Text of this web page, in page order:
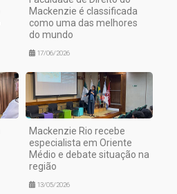
Mackenzie é classificada
como uma das melhores
do mundo
17/06/2026
Mackenzie Rio recebe
especialista em Oriente
Médio e debate situação na
região
13/05/2026